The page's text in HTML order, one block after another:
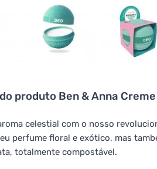
produto Ben & Anna
celestial com o nosso
perfume floral e exótico, mas
totalmente compostável.